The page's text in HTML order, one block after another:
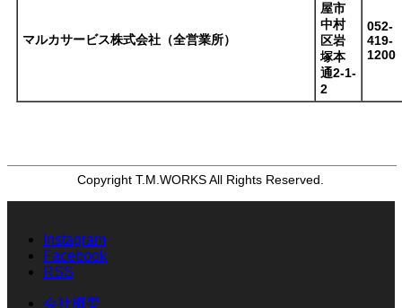
マルカサービス株式会社（全営業所）
屋市
中村
区岩
塚本
通2-1-
2
052-
419-
1200
Copyright T.M.WORKS All Rights Reserved.
Instagram
Facebook
RSS
会社概要